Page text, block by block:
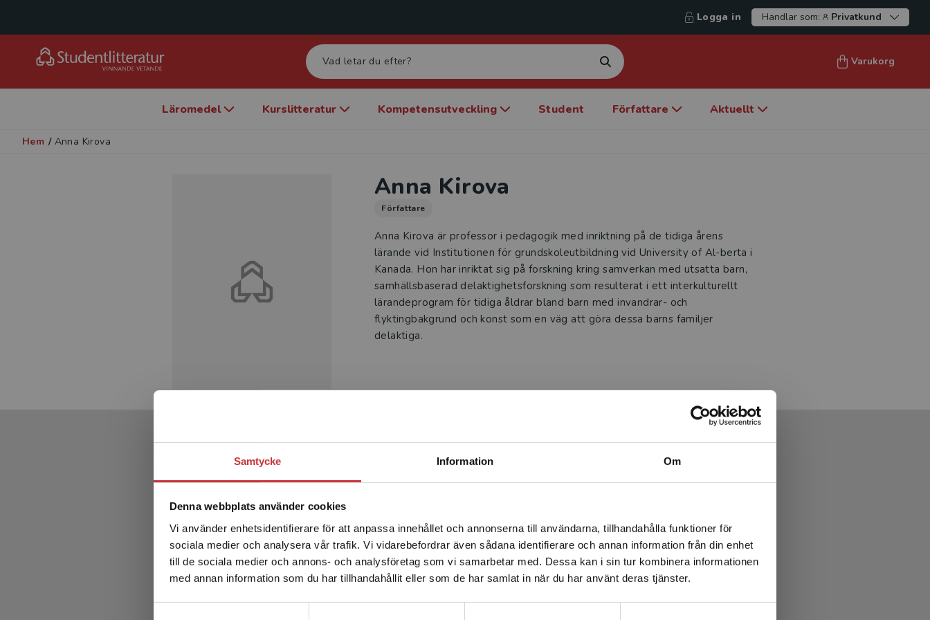
Samtycke Information Om
Denna webbplats använder cookies
Vi använder enhetsidentifierare för att anpassa innehållet och annonserna till användarna, tillhandahålla funktioner för
sociala medier och analysera vår trafik. Vi vidarebefordrar även sådana identifierare och annan information från din enhet
till de sociala medier och annons- och analysföretag som vi samarbetar med. Dessa kan i sin tur kombinera informationen
med annan information som du har tillhandahållit eller som de har samlat in när du har använt deras tjänster.
Begränsad fraktregion
Det verkar som att du besöker studentlitteratur.se via en
enhet utanför Sverige. Vi erbjuder inte leveranser utanför
Sverige. För att kunna slutföra ett köp måste
leveransadressen vara i Sverige.Läs mer
Logga in Handlar som: Privatkund
Varukorg
Läromedel Kurslitteratur Kompetensutveckling Student Författare Aktuellt
Hem / Anna Kirova
Anna Kirova
Författare
Anna Kirova är professor i pedagogik med inriktning på de tidiga årens
lärande vid Institutionen för grundskoleutbildning vid University of Al-berta i
Kanada. Hon har inriktat sig på forskning kring samverkan med utsatta barn,
samhällsbaserad delaktighetsforskning som resulterat i ett interkulturellt
lärandeprogram för tidiga åldrar bland barn med invandrar- och
flyktingbakgrund och konst som en väg att göra dessa barns familjer
delaktiga.
Produkter